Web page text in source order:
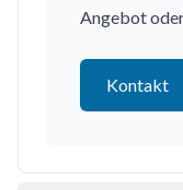
Angebot
Kontakt